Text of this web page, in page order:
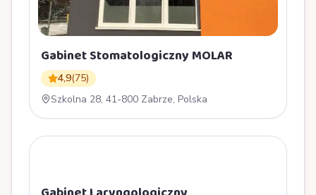
Gabinet Stomatologiczny MOLAR
4,9(75)
Szkolna 28, 41-800 Zabrze, Polska